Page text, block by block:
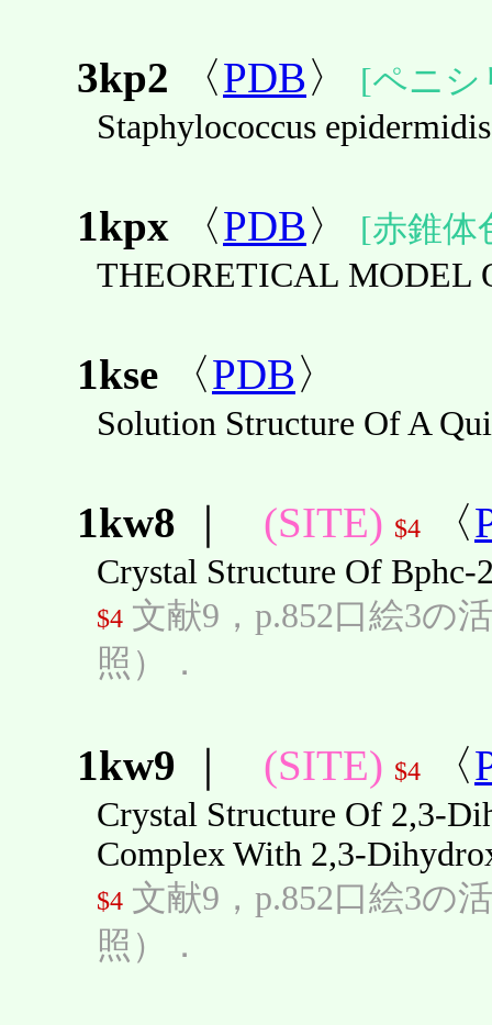
3kp2 〈PDB〉
[ペニシ
Staphylococcus
1kpx 〈PDB〉
[赤錐体
THEORETICAL MODEL
1kse 〈PDB〉
Solution Structure Of A
1kw8 (SITE) $4 〈
Crystal Structure Of
$4 文献9，p.852口絵3の
照）．
1kw9 (SITE) $4 〈
Crystal Structure Of 2,3-
Complex With 2,3-
$4 文献9，p.852口絵3の
照）．